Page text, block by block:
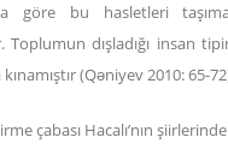
göre bu hasletleri
Toplumun dışladığı insan
(Qəniyev 2010: 65-
çabası Hacalı’nın